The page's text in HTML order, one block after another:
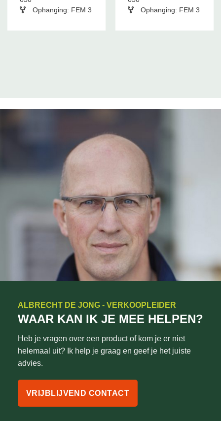
Ophanging: FEM 3
Ophanging: FEM 3
ALBRECHT DE JONG - VERKOOPLEIDER
WAAR KAN IK JE MEE HELPEN?
Heb je vragen over een product of kom je er niet
helemaal uit? Ik help je graag en geef je het juiste
advies.
VRIJBLIJVEND CONTACT